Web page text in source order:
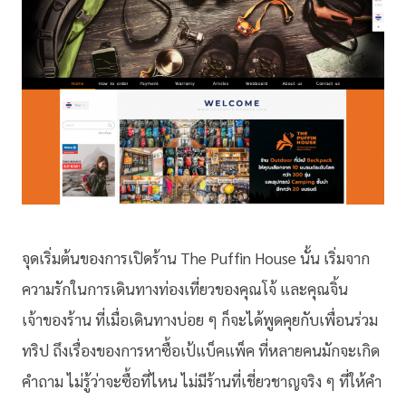
จุดเริ่มต้นของการเปิดร้าน The Puffin House นั้น เริ่มจาก
ความรักในการเดินทางท่องเที่ยวของคุณโจ้ และคุณจิ้น
เจ้าของร้าน ที่เมื่อเดินทางบ่อย ๆ ก็จะได้พูดคุยกับเพื่อนร่วม
ทริป ถึงเรื่องของการหาซื้อเป้แบ็คแพ็ค ที่หลายคนมักจะเกิด
คำถาม ไม่รู้ว่าจะซื้อที่ไหน ไม่มีร้านที่เชี่ยวชาญจริง ๆ ที่ให้คำ